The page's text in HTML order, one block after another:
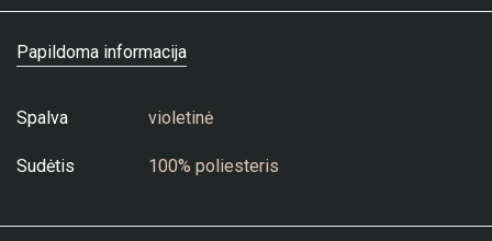
Papildoma informacija
Spalva violetinė
Sudėtis 100% poliesteris